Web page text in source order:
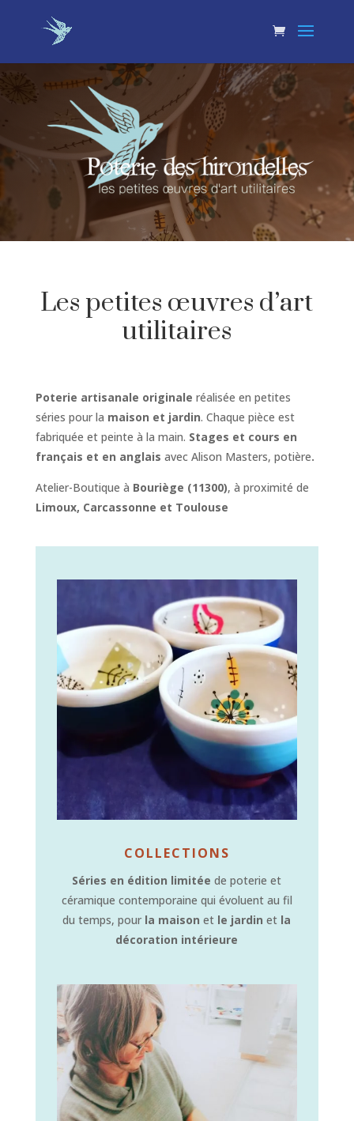
Les petites œuvres d’art
utilitaires
Poterie artisanale originale réalisée en petites
séries pour la maison et jardin. Chaque pièce est
fabriquée et peinte à la main. Stages et cours en
français et en anglais avec Alison Masters, potière.
Atelier-Boutique à Bouriège (11300), à proximité de
Limoux, Carcassonne et Toulouse
COLLECTIONS
Séries en édition limitéede poterie et
céramique contemporaine qui évoluent au fil
du temps, pour la maison et le jardin et la
décoration intérieure